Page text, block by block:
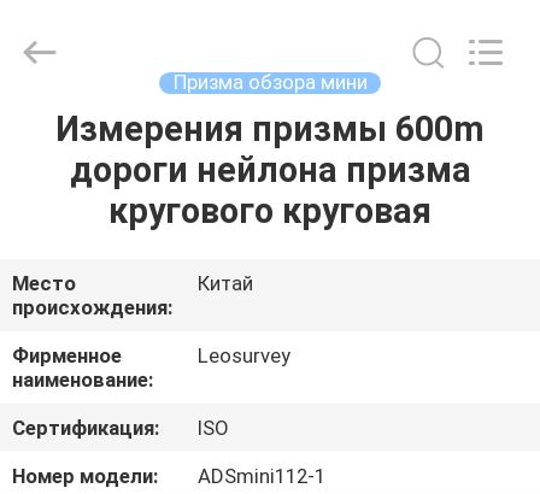
ДОМ
ПРОДУКТЫ
О
НАС
ПУТЕШЕСТВИЕ
ФАБРИКИ
Instrument
Co.,Ltd.
Призма обзора мини
Измерения призмы 600m
дороги нейлона призма
кругового круговая
Место
происхождения:
Китай
Фирменное
наименование:
Leosurvey
Сертификация:
ISO
Номер модели:
ADSmini112-1